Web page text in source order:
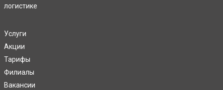
логистике
Услуги
Акции
Тарифы
Филиалы
Вакансии